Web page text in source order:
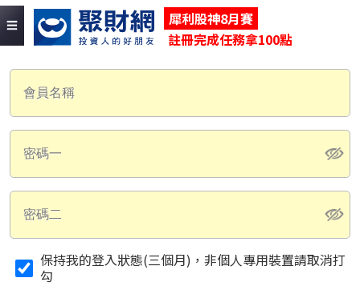
犀利股神8月賽
註冊完成任務拿100點
保持我的登入狀態(三個月)，非個人專用裝置請取消打
勾